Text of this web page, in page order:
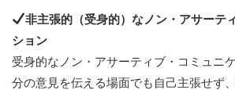
非主張的（受身的）なノン・アサーテ
ション
受身的なノン・アサーティブ・コミュニ
分の意見を伝える場面でも自己主張せず